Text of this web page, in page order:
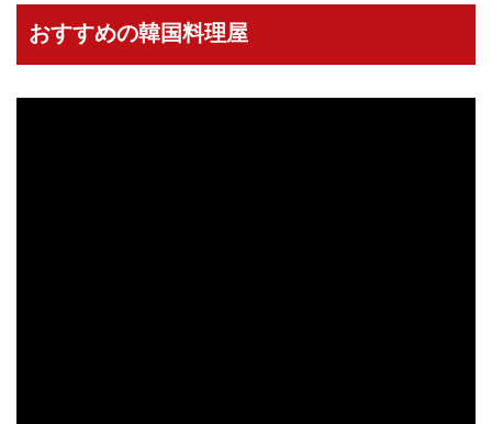
おすすめの韓国料理屋